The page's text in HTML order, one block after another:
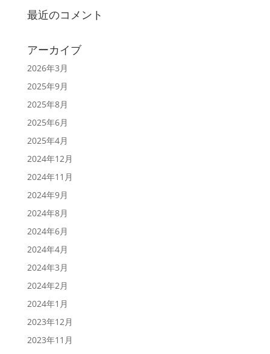
最近のコメント
アーカイブ
2026年3月
2025年9月
2025年8月
2025年6月
2025年4月
2024年12月
2024年11月
2024年9月
2024年8月
2024年6月
2024年4月
2024年3月
2024年2月
2024年1月
2023年12月
2023年11月